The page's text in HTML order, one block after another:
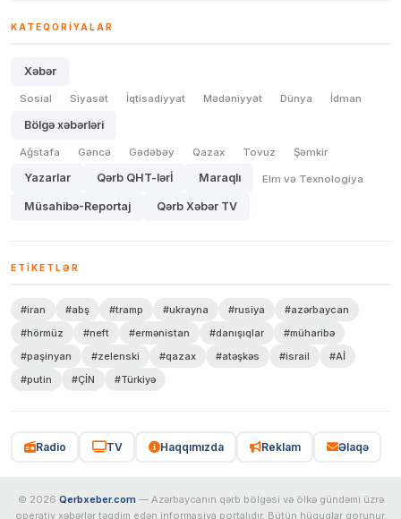
KATEQORIYALAR
Xəbər
Sosial Siyasət İqtisadiyyat Mədəniyyət Dünya İdman
Bölgə xəbərləri
Ağstafa Gəncə Gədəbəy Qazax Tovuz Şəmkir
Yazarlar Qərb QHT-lərİ Maraqlı Elm və Texnologiya
Müsahibə-Reportaj Qərb Xəbər TV
ETIKETLƏR
#iran #abş #tramp #ukrayna #rusiya
#azərbaycan
#hörmüz
#neft #ermənistan #danışıqlar
#müharibə
#paşinyan
#zelenski #qazax #atəşkəs #israil
#Aİ
#putin
#ÇİN #Türkiyə
Radio TV Haqqımızda Reklam Əlaqə
© 2026 Qerbxeber.com — Azərbaycanın qərb bölgəsi və ölkə gündəmi üzrə
operativ xəbərlər təqdim edən informasiya portalıdır. Bütün hüquqlar qorunur.